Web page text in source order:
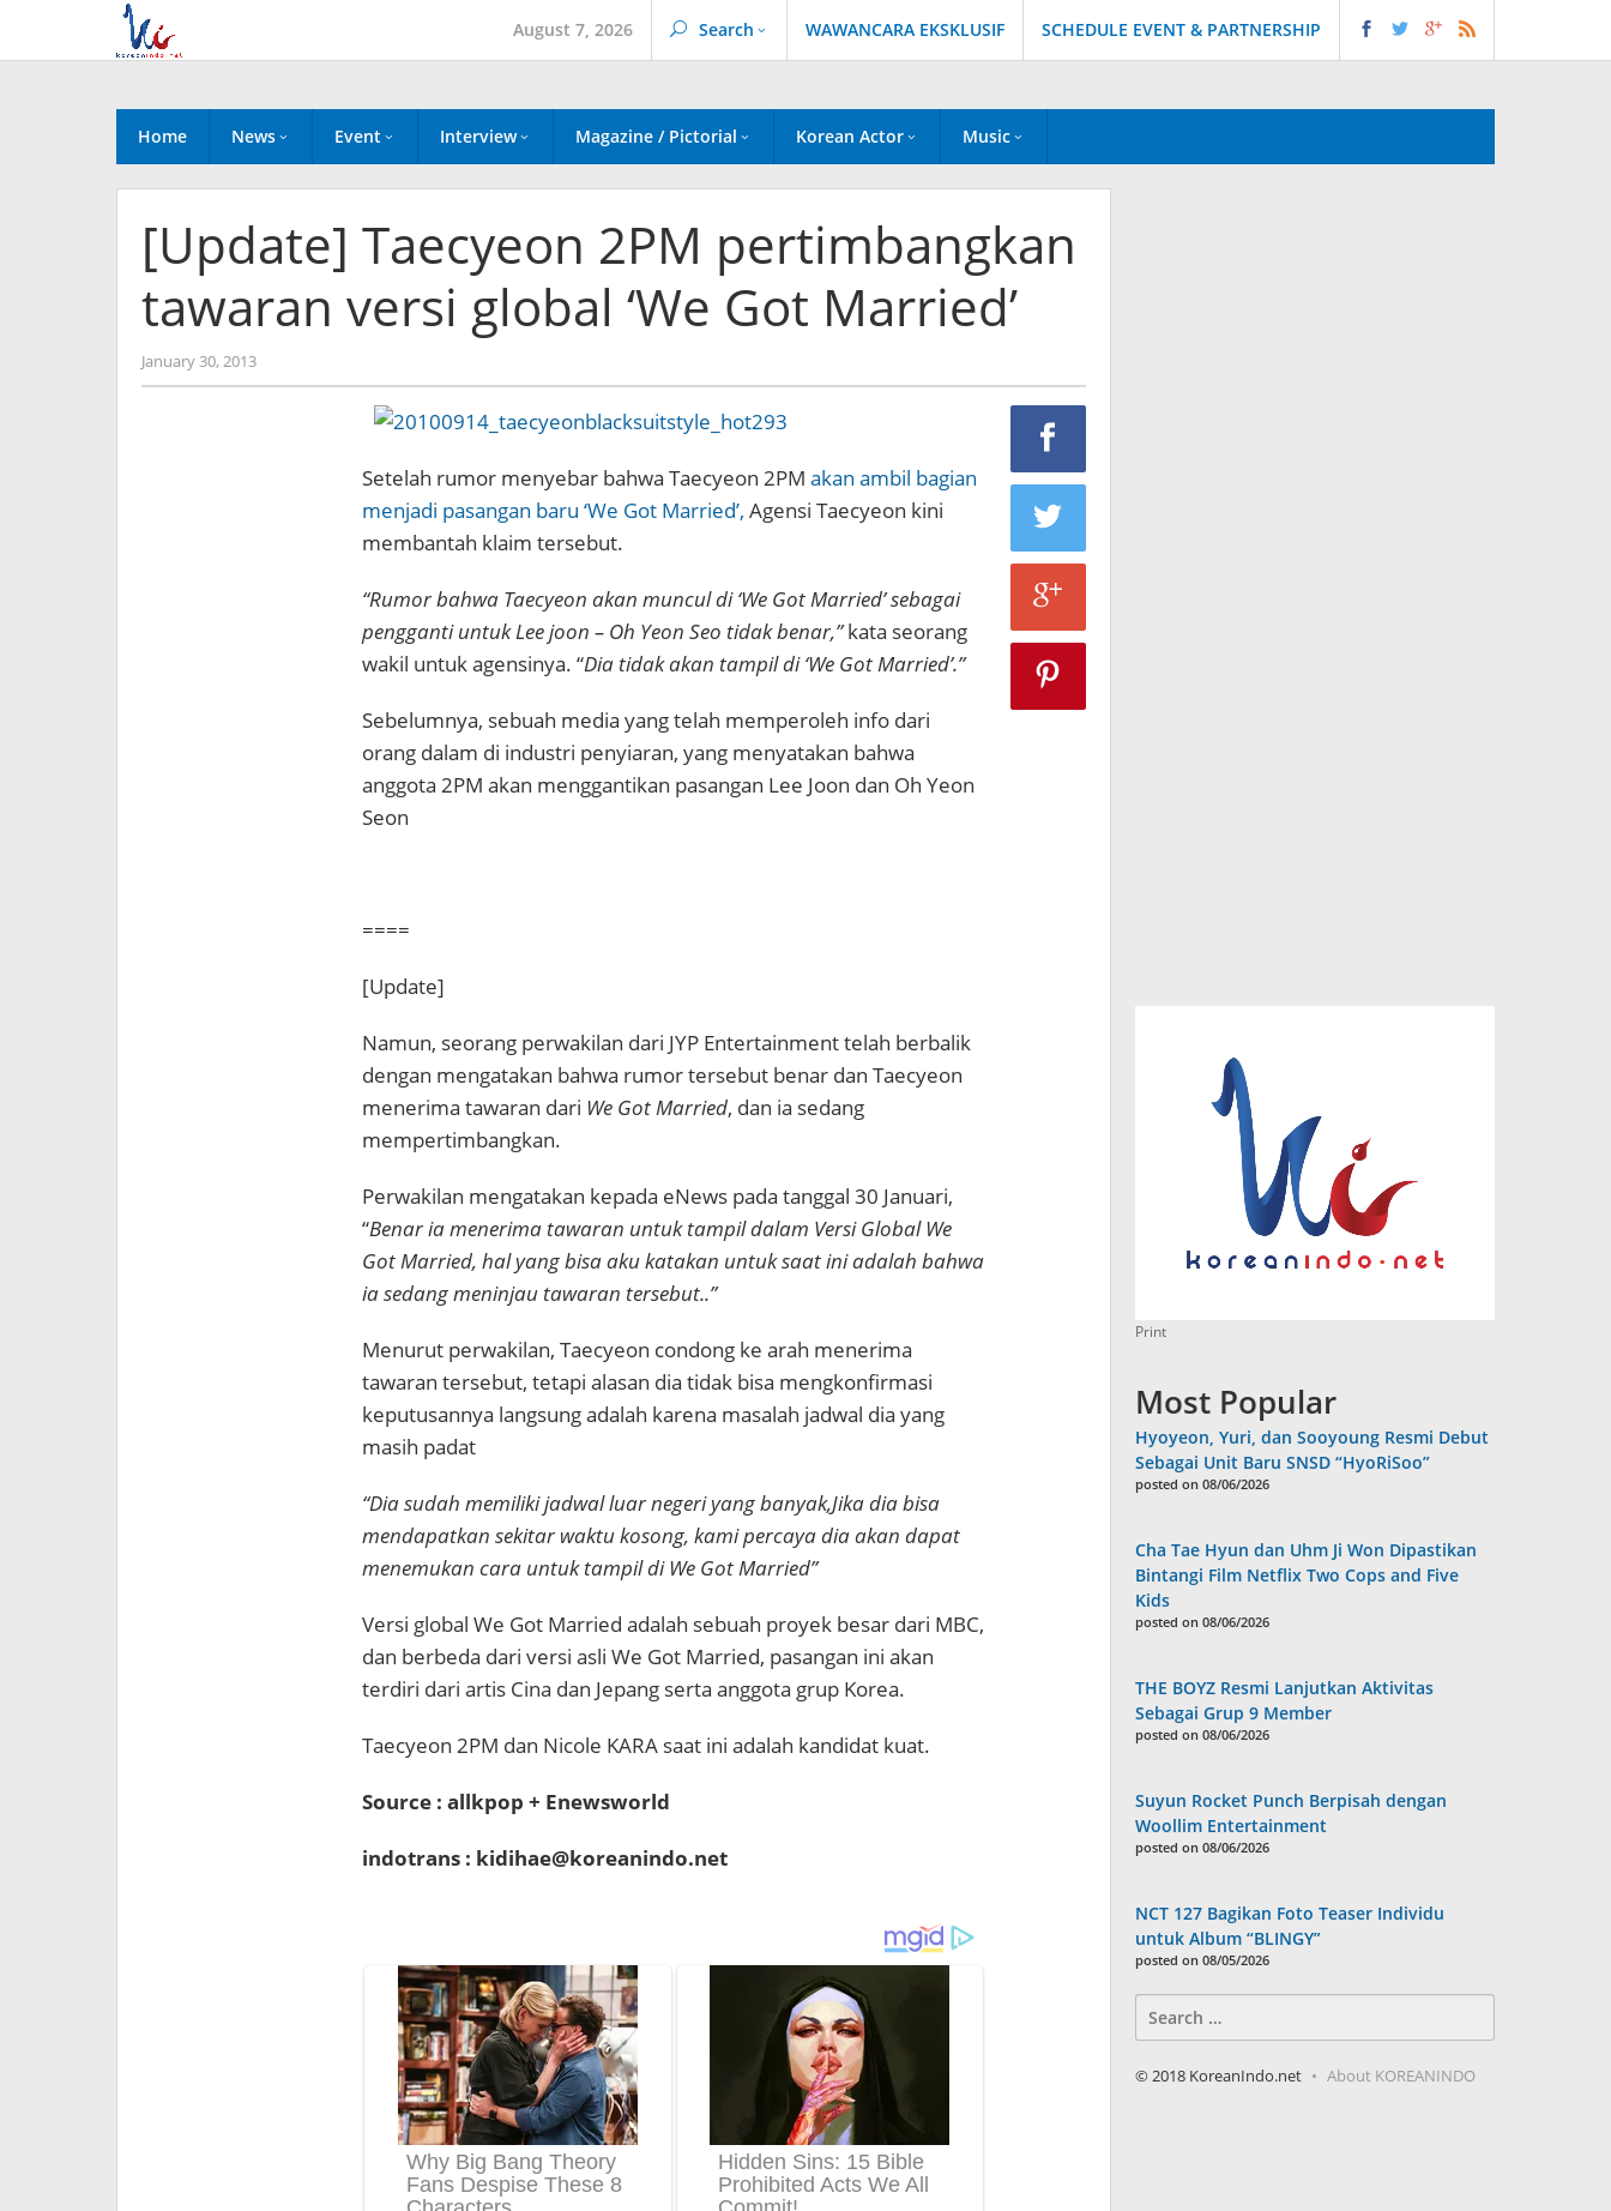
content
August 7, 2026 Search WAWANCARA EKSKLUSIF SCHEDULE EVENT & PARTNERSHIP
Home News Event Interview Magazine / Pictorial Korean Actor Music
[Update] Taecyeon 2PM pertimbangkan
tawaran versi global ‘We Got Married’
January 30, 2013by
Koreanindo
Setelah rumor menyebar bahwa Taecyeon 2PM akan ambil bagian
menjadi pasangan baru ‘We Got Married’, Agensi Taecyeon kini
membantah klaim tersebut.
“Rumor bahwa Taecyeon akan muncul di ‘We Got Married’ sebagai
pengganti untuk Lee joon – Oh Yeon Seo tidak benar,”kata seorang
wakil untuk agensinya. “Dia tidak akan tampil di ‘We Got Married’.”
Sebelumnya, sebuah media yang telah memperoleh info dari
orang dalam di industri penyiaran, yang menyatakan bahwa
anggota 2PM akan menggantikan pasangan Lee Joon dan Oh Yeon
Seon
====
[Update]
Namun, seorang perwakilan dari JYP Entertainment telah berbalik
dengan mengatakan bahwa rumor tersebut benar dan Taecyeon
menerima tawaran dari We Got Married, dan ia sedang
mempertimbangkan.
Perwakilan mengatakan kepada eNews pada tanggal 30 Januari,
“Benar ia menerima tawaran untuk tampil dalam Versi Global We
Got Married, hal yang bisa aku katakan untuk saat ini adalah bahwa
ia sedang meninjau tawaran tersebut..”
Menurut perwakilan, Taecyeon condong ke arah menerima
tawaran tersebut, tetapi alasan dia tidak bisa mengkonfirmasi
keputusannya langsung adalah karena masalah jadwal dia yang
masih padat
“Dia sudah memiliki jadwal luar negeri yang banyak,Jika dia bisa
mendapatkan sekitar waktu kosong, kami percaya dia akan dapat
menemukan cara untuk tampil di We Got Married”
Versi global We Got Married adalah sebuah proyek besar dari MBC,
dan berbeda dari versi asli We Got Married, pasangan ini akan
terdiri dari artis Cina dan Jepang serta anggota grup Korea.
Taecyeon 2PM dan Nicole KARA saat ini adalah kandidat kuat.
Source : allkpop + Enewsworld
indotrans : kidihae@koreanindo.net
Print
Most Popular
Hyoyeon, Yuri, dan Sooyoung Resmi Debut
Sebagai Unit Baru SNSD “HyoRiSoo”
posted on 08/06/2026
Cha Tae Hyun dan Uhm Ji Won Dipastikan
Bintangi Film Netflix Two Cops and Five
Kids
posted on 08/06/2026
THE BOYZ Resmi Lanjutkan Aktivitas
Sebagai Grup 9 Member
posted on 08/06/2026
Suyun Rocket Punch Berpisah dengan
Woollim Entertainment
posted on 08/06/2026
NCT 127 Bagikan Foto Teaser Individu
untuk Album “BLINGY”
posted on 08/05/2026
for:
© 2018 KoreanIndo.net About KOREANINDO